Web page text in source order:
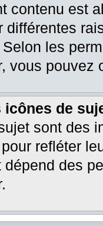
contenu est
différentes
les
vous
icônes de
sont des
refléter
dépend des